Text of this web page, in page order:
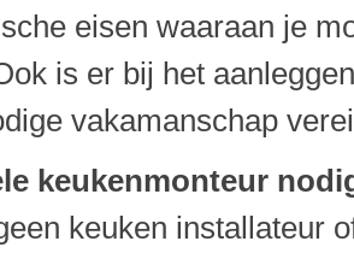
eisen waaraan je
is er bij het
vakamanschap
keukenmonteur
keuken installateur